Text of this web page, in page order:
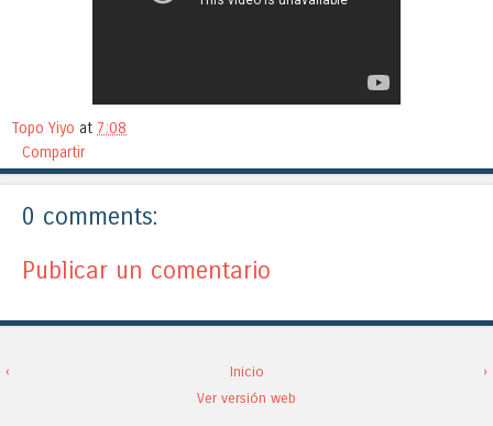
Topo Yiyo at 7:08
Compartir
0 comments:
Publicar un comentario
‹ ›
Inicio
Ver versión web